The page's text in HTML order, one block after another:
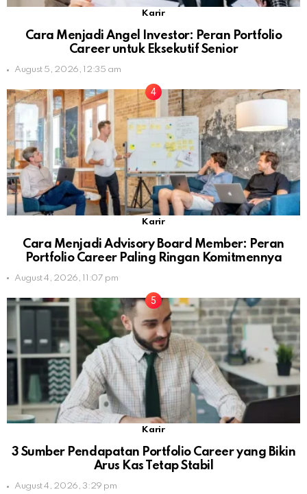
Karir
Cara Menjadi Angel Investor: Peran Portfolio
Career untuk Eksekutif Senior
August 5, 2026, 12:35 am
Karir
Cara Menjadi Advisory Board Member: Peran
Portfolio Career Paling Ringan Komitmennya
August 4, 2026, 11:07 pm
Karir
3 Sumber Pendapatan Portfolio Career yang Bikin
Arus Kas Tetap Stabil
August 4, 2026, 3:29 pm